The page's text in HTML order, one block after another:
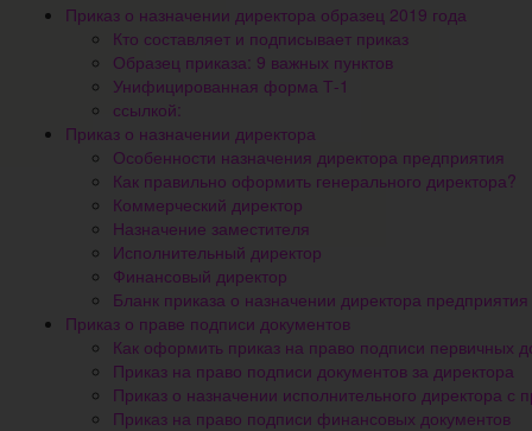
Приказ о назначении директора образец 2019 года
Кто составляет и подписывает приказ
Образец приказа: 9 важных пунктов
Унифицированная форма Т-1
ссылкой:
Приказ о назначении директора
Особенности назначения директора предприятия
Как правильно оформить генерального директора?
Коммерческий директор
Назначение заместителя
Исполнительный директор
Финансовый директор
Бланк приказа о назначении директора предприятия
Приказ о праве подписи документов
Как оформить приказ на право подписи первичных
Приказ на право подписи документов за директора
Приказ о назначении исполнительного директора с
Приказ на право подписи финансовых документов